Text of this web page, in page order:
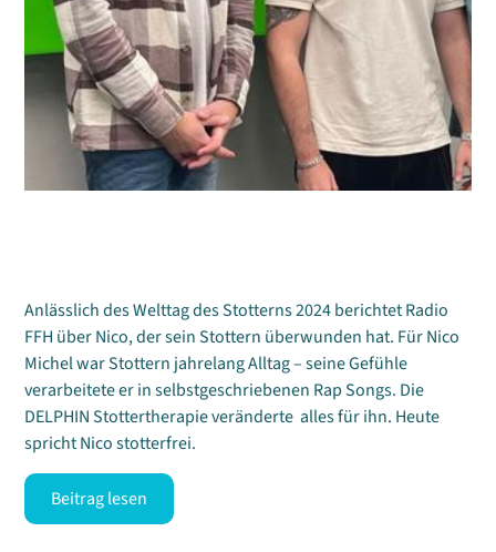
Anlässlich des Welttag des Stotterns 2024 berichtet Radio
FFH über Nico, der sein Stottern überwunden hat. Für Nico
Michel war Stottern jahrelang Alltag – seine Gefühle
verarbeitete er in selbstgeschriebenen Rap Songs. Die
DELPHIN Stottertherapie veränderte alles für ihn. Heute
spricht Nico stotterfrei.
Beitrag lesen